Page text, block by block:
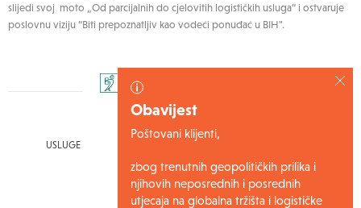
slijedi svoj moto „Od parcijalnih do cjelovitih logističkih usluga“ i ostvaruje
poslovnu viziju “Biti prepoznatljiv kao vodeći ponuđać u BIH".
USLUGE
WEB22 NARUDŽBE
Obavijest
Poštovani klijenti,
zbog trenutnih geopolitičkih prilika i
njihovih neposrednih i posrednih
utjecaja na globalna tržišta i logističke